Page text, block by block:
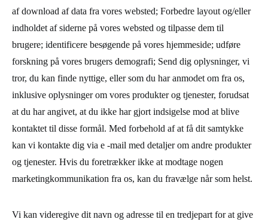
af download af data fra vores websted; Forbedre layout og/eller
indholdet af siderne på vores websted og tilpasse dem til
brugere; identificere besøgende på vores hjemmeside; udføre
forskning på vores brugers demografi; Send dig oplysninger, vi
tror, ​​du kan finde nyttige, eller som du har anmodet om fra os,
inklusive oplysninger om vores produkter og tjenester, forudsat
at du har angivet, at du ikke har gjort indsigelse mod at blive
kontaktet til disse formål. Med forbehold af at få dit samtykke
kan vi kontakte dig via e -mail med detaljer om andre produkter
og tjenester. Hvis du foretrækker ikke at modtage nogen
marketingkommunikation fra os, kan du fravælge når som helst.
Vi kan videregive dit navn og adresse til en tredjepart for at give